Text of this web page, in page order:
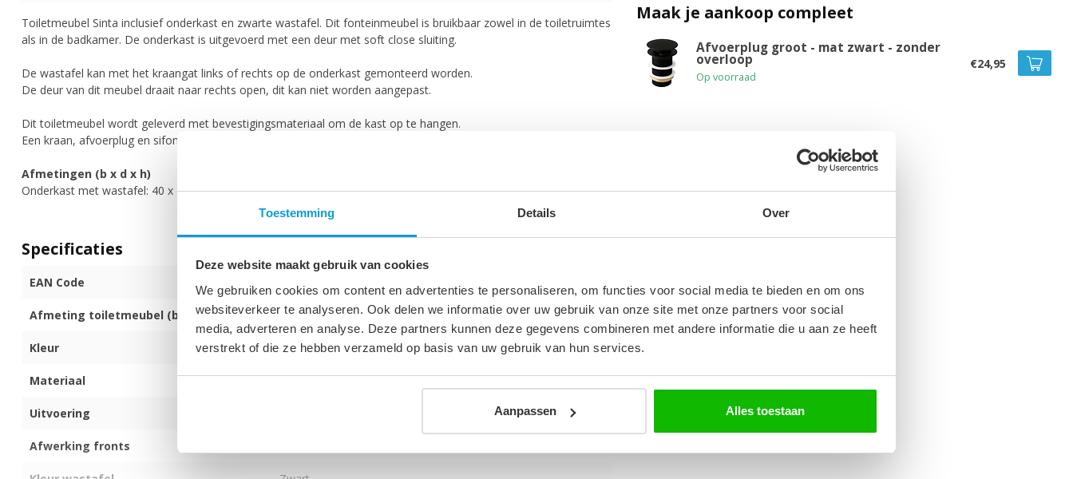
Toestemming Details Over
Deze website maakt gebruik van cookies
We gebruiken cookies om content en advertenties te personaliseren, om functies voor social media te bieden en om ons
websiteverkeer te analyseren. Ook delen we informatie over uw gebruik van onze site met onze partners voor social
media, adverteren en analyse. Deze partners kunnen deze gegevens combineren met andere informatie die u aan ze heeft
verstrekt of die ze hebben verzameld op basis van uw gebruik van hun services.
Aanpassen Alles toestaan
Toiletmeubel Sinta inclusief onderkast en zwarte wastafel. Dit fonteinmeubel is bruikbaar zowel in de toiletruimtes
als in de badkamer. De onderkast is uitgevoerd met een deur met soft close sluiting.
De wastafel kan met het kraangat links of rechts op de onderkast gemonteerd worden.
De deur van dit meubel draait naar rechts open, dit kan niet worden aangepast.
Dit toiletmeubel wordt geleverd met bevestigingsmateriaal om de kast op te hangen.
Een kraan, afvoerplug en sifon zijn niet bij de set inbegrepen.
Afmetingen (b x d x h)
Onderkast met wastafel: 40 x 22 x 54 cm
Specificaties
EAN Code 8720171716235
Afmeting toiletmeubel (b x d x h) 40 x 22 x 54 cm
Kleur Eiken - zwarte wastafel
Materiaal MDF
Uitvoering
Afwerking fronts
Maak je aankoop compleet
Afvoerplug groot - mat zwart - zonder
overloop
Op voorraad
€24,95